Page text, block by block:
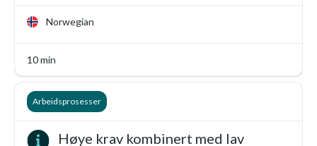
Norwegian
10 min
Høye krav kombinert med lav
Arbeidsprosesser